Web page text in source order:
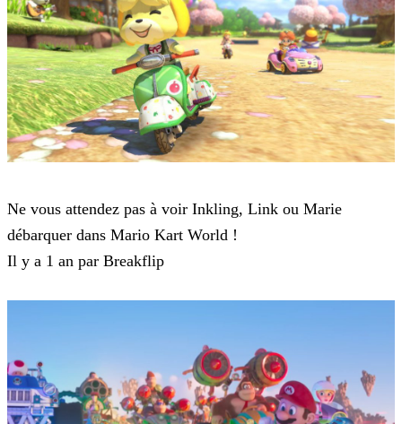
Ne vous attendez pas à voir Inkling, Link ou Marie
débarquer dans Mario Kart World !
Il y a 1 an par Breakflip